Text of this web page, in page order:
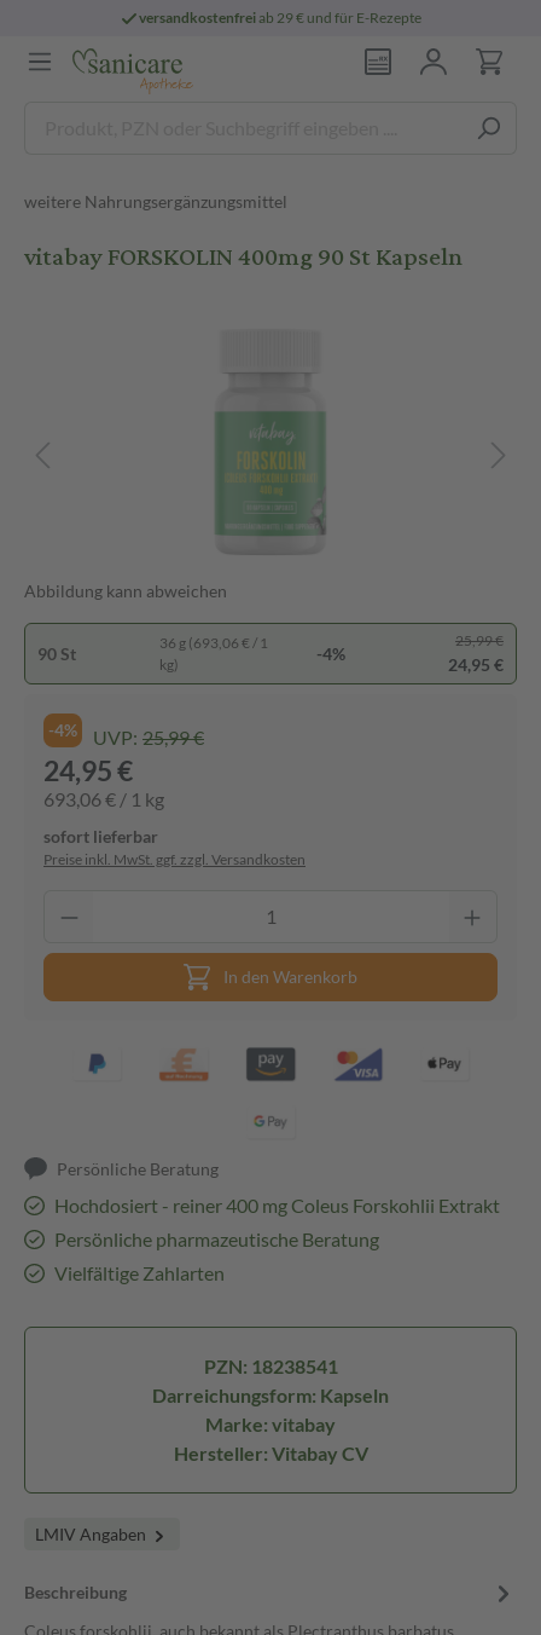
versandkostenfreiab 29 € und für E-Rezepte
weitere Nahrungsergänzungsmittel
vitabay FORSKOLIN 400mg 90 St Kapseln
Abbildung kann abweichen
90 St
36 g (693,06 € / 1
kg)
-4%
25,99 €
24,95 €
-4% UVP: 25,99 €
24,95 €
693,06 € / 1 kg
sofort lieferbar
Preise inkl. MwSt. ggf. zzgl. Versandkosten
In den Warenkorb
Persönliche Beratung
Hochdosiert - reiner 400 mg Coleus Forskohlii Extrakt
Persönliche pharmazeutische Beratung
Vielfältige Zahlarten
PZN: 18238541
Darreichungsform: Kapseln
Marke: vitabay
Hersteller: Vitabay CV
LMIV Angaben
Beschreibung
Coleus forskohlii, auch bekannt als Plectranthus barbatus,